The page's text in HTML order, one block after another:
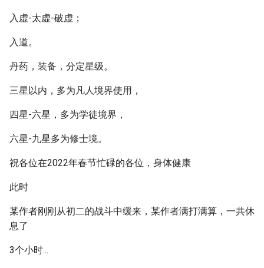
入虚-太虚-破虚；
入道。
丹药，装备，分定星级。
三星以内，多为凡人境界使用，
四星-六星，多为学徒境界，
六星-九星多为修士境。
祝各位在2022年春节忙碌的各位，身体健康
此时
某作者刚刚从初二的战斗中缓来，某作者满打满算，一共休
息了
3个小时...